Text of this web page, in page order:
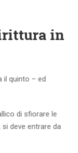
in
il quinto – ed
di sfiorare le
deve entrare da